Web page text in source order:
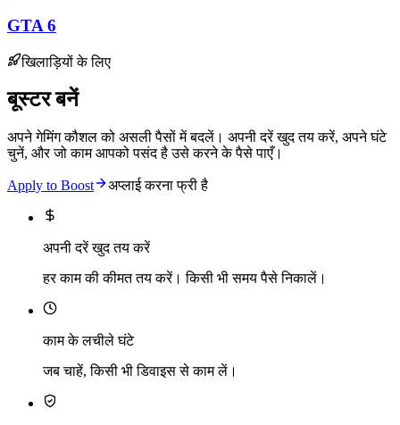
GTA 6
खिलाड़ियों के लिए
बूस्टर बनें
अपने गेमिंग कौशल को असली पैसों में बदलें। अपनी दरें खुद तय करें, अपने घंटे
चुनें, और जो काम आपको पसंद है उसे करने के पैसे पाएँ।
Apply to Boost अप्लाई करना फ्री है
अपनी दरें खुद तय करें
हर काम की कीमत तय करें। किसी भी समय पैसे निकालें।
काम के लचीले घंटे
जब चाहें, किसी भी डिवाइस से काम लें।